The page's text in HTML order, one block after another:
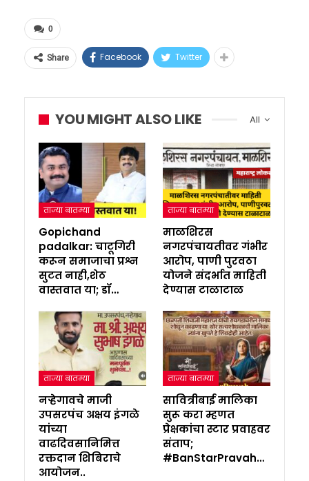
0
Share Facebook Twitter
All
YOU MIGHT ALSO LIKE
ताज्या बातम्या
Gopichand
padalkar: चाटूगिरी
करून समाजाचा प्रश्न
सुटत नाही,शेठ
वास्तवात या; डॉ…
ताज्या बातम्या
माळशिरस
नगरपंचायतीवर गंभीर
आरोप, पाणी पुरवठा
योजने संदर्भात माहिती
देण्यास टाळाटाळ
ताज्या बातम्या
नऱ्हेगावचे माजी
उपसरपंच अक्षय इंगळे
यांच्या
वाढदिवसानिमित्त
रक्तदान शिबिराचे
आयोजन..
ताज्या बातम्या
सावित्रीबाई मालिका
सुरू करा म्हणत
प्रेक्षकांचा स्टार प्रवाहवर
संताप;
#BanStarPravah…